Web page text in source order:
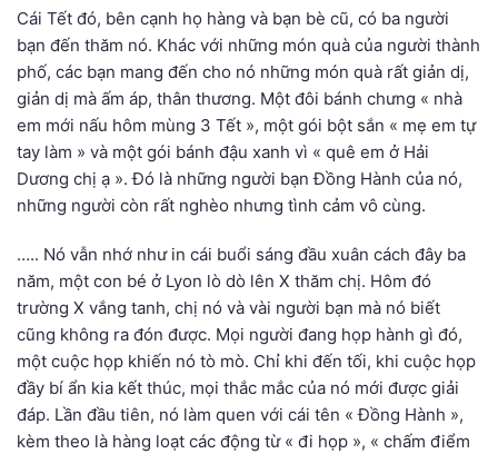
Cái Tết đó, bên cạnh họ hàng và bạn bè cũ, có ba người
bạn đến thăm nó. Khác với những món quà của người thành
phố, các bạn mang đến cho nó những món quà rất giản dị,
giản dị mà ấm áp, thân thương. Một đôi bánh chưng « nhà
em mới nấu hôm mùng 3 Tết », một gói bột sắn « mẹ em tự
tay làm » và một gói bánh đậu xanh vì « quê em ở Hải
Dương chị ạ ». Đó là những người bạn Đồng Hành của nó,
những người còn rất nghèo nhưng tình cảm vô cùng.
….. Nó vẫn nhớ như in cái buổi sáng đầu xuân cách đây ba
năm, một con bé ở Lyon lò dò lên X thăm chị. Hôm đó
trường X vắng tanh, chị nó và vài người bạn mà nó biết
cũng không ra đón được. Mọi người đang họp hành gì đó,
một cuộc họp khiến nó tò mò. Chỉ khi đến tối, khi cuộc họp
đầy bí ẩn kia kết thúc, mọi thắc mắc của nó mới được giải
đáp. Lần đầu tiên, nó làm quen với cái tên « Đồng Hành »,
kèm theo là hàng loạt các động từ « đi họp », « chấm điểm